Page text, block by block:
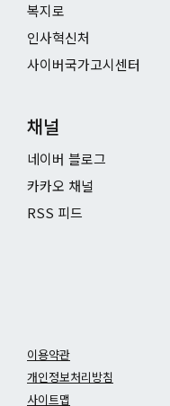
복지로
인사혁신처
사이버국가고시센터
채널
네이버 블로그
카카오 채널
RSS 피드
이용약관
개인정보처리방침
사이트맵